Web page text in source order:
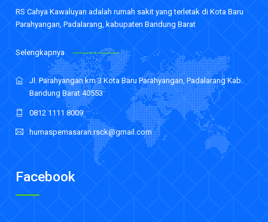
RS Cahya Kawaluyan adalah rumah sakit yang terletak di Kota Baru
Parahyangan, Padalarang, kabupaten Bandung Barat
Selengkapnya
Jl. Parahyangan km 3 Kota Baru Parahyangan, Padalarang Kab.
Bandung Barat 40553
0812 1111 8009
humaspemasaran.rsck@gmail.com
Facebook